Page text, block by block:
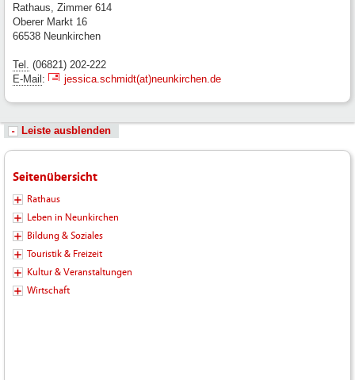
Rathaus, Zimmer 614
Oberer Markt 16
66538 Neunkirchen
Tel.
(06821) 202-222
E-Mail : jessica.schmidt(at)neunkirchen.de
Leiste ausblenden
Seitenübersicht
Rathaus
Leben in Neunkirchen
Bildung & Soziales
Touristik & Freizeit
Kultur & Veranstaltungen
Wirtschaft